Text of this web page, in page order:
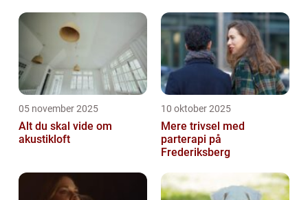
05 november 2025
Alt du skal vide om
akustikloft
10 oktober 2025
Mere trivsel med
parterapi på
Frederiksberg